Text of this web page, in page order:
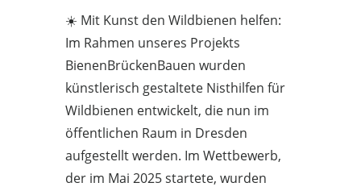
☀️ Mit Kunst den Wildbienen helfen:
Im Rahmen unseres Projekts
BienenBrückenBauen wurden
künstlerisch gestaltete Nisthilfen für
Wildbienen entwickelt, die nun im
öffentlichen Raum in Dresden
aufgestellt werden. Im Wettbewerb,
der im Mai 2025 startete, wurden